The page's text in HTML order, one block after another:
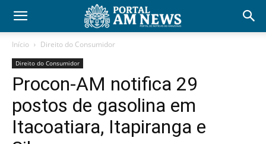
Início Direito do Consumidor
Direito do Consumidor
Procon-AM notifica 29
postos de gasolina em
Itacoatiara, Itapiranga e